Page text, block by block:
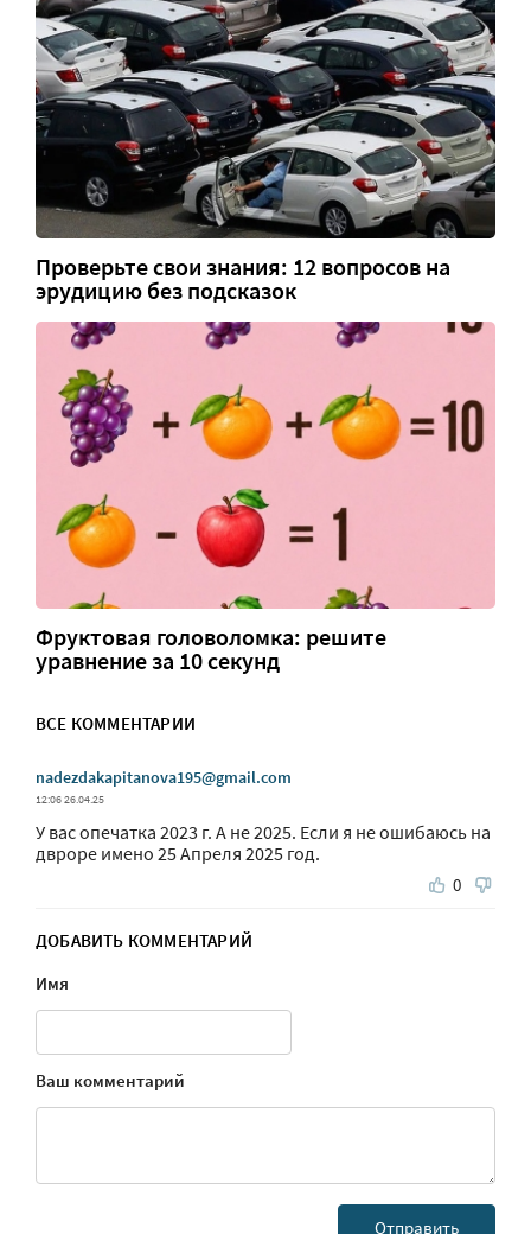
Проверьте свои знания: 12 вопросов на
эрудицию без подсказок
Фруктовая головоломка: решите
уравнение за 10 секунд
ВСЕ КОММЕНТАРИИ
nadezdakapitanova195@gmail.com
12:06 26.04.25
У вас опечатка 2023 г. А не 2025. Если я не ошибаюсь на
двроре имено 25 Апреля 2025 год.
0
ДОБАВИТЬ КОММЕНТАРИЙ
Имя
Ваш комментарий